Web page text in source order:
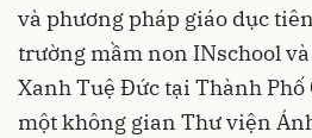
và phương pháp giáo dục
trường mầm non INschool
Xanh Tuệ Đức tại Thành Phố
một không gian Thư viện